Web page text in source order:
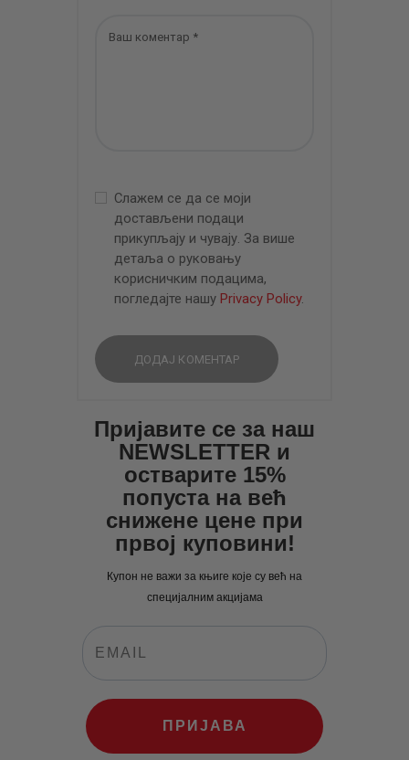
Слажем се да се моји
достављени подаци
прикупљају и чувају. За више
детаља о руковању
корисничким подацима,
погледајте нашу Privacy Policy.
Пријавите се за наш
NEWSLETTER и
остварите 15%
попуста на већ
снижене цене при
првој куповини!
Купон не важи за књиге које су већ на
специјалним акцијама
ПРИЈАВА